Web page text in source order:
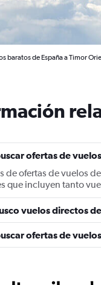
baratos de España a Timor
ofertas de
de ofertas de vuelos
que incluyen tanto
vuelos directos
ofertas de